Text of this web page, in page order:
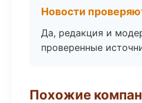
Новости
Да, редакция и
проверенные
Похожие